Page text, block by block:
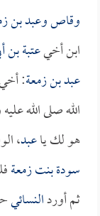
وقاصوعبد بن
ابن أخيعتبة
عبد بن زمعة:
الله صلى الله
هو لك ياعبد،
سودة بنت زمعة
ثم أوردالنسائي